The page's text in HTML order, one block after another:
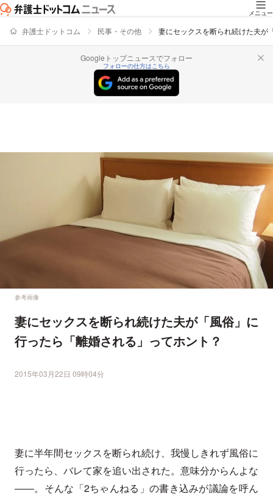
メニュー
弁護士ドットコム 民事・その他 妻にセックスを断られ続けた夫が
Googleトップニュースでフォロー
フォローの仕方はこちら
参考画像
妻にセックスを断られ続けた夫が「風俗」に
行ったら「離婚される」ってホント？
2015年03月22日 09時04分
妻に半年間セックスを断られ続け、我慢しきれず風俗に
行ったら、バレて家を追い出された。意味分からんよな
――。そんな「2ちゃんねる」の書き込みが議論を呼ん